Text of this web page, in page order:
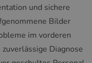
und sichere
Bilder
im vorderen
Diagnose